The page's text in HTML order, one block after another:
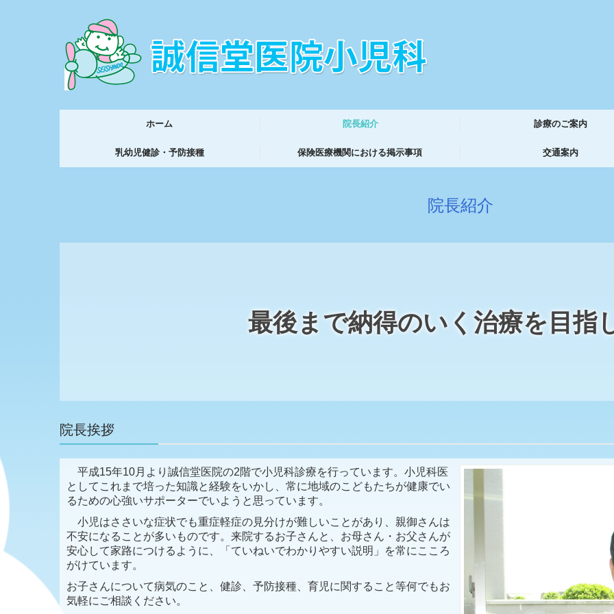
ホーム 院長紹介 診療のご案内
乳幼児健診・予防接種 保険医療機関における掲示事項 交通案内
院長紹介
最後まで納得のいく治療を目指
院長挨拶
平成15年10月より誠信堂医院の2階で小児科診療を行っています。小児科医
としてこれまで培った知識と経験をいかし、常に地域のこどもたちが健康でい
るための心強いサポーターでいようと思っています。
小児はささいな症状でも重症軽症の見分けが難しいことがあり、親御さんは
不安になることが多いものです。来院するお子さんと、お母さん・お父さんが
安心して家路につけるように、「ていねいでわかりやすい説明」を常にこころ
がけています。
お子さんについて病気のこと、健診、予防接種、育児に関すること等何でもお
気軽にご相談ください。